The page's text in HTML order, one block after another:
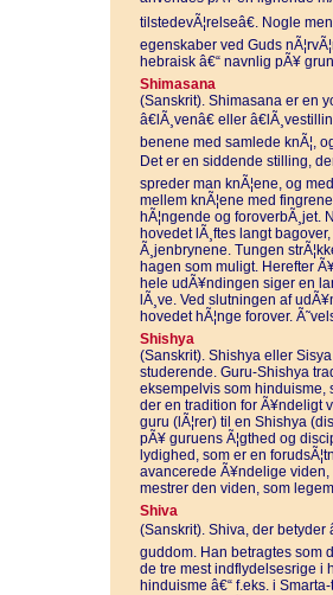
tilstedevÃ¦relseâ€. Nogle
egenskaber ved Guds
hebraisk â€“ navnlig pÃ¥
Shimasana
(Sanskrit). Shimasana er en
â€lÃ¸venâ€ eller
benene med samlede knÃ¦,
Det er en siddende stilling,
spreder man knÃ¦ene, og
mellem knÃ¦ene med
hÃ¦ngende og foroverbÃ¸jet.
hovedet lÃ¸ftes langt
Ã¸jenbrynene. Tungen
hagen som muligt. Herefter
hele udÃ¥ndingen siger en
lÃ¸ve. Ved slutningen af
hovedet hÃ¦nge forover.
Shishya
(Sanskrit). Shishya eller
studerende. Guru-Shishya
eksempelvis som hinduisme,
der en tradition for Ã¥ndeligt
guru (lÃ¦rer) til en Shishya
pÃ¥ guruens Ã¦gthed og
lydighed, som er en
avancerede Ã¥ndelige viden,
mestrer den viden, som
Shiva
(Sanskrit). Shiva, der betyder
guddom. Han betragtes som
de tre mest indflydelsesrige i
hinduisme â€“ f.eks. i